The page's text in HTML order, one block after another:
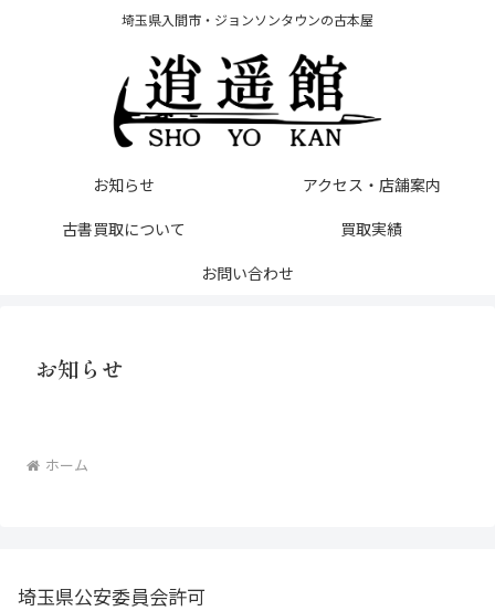
埼玉県入間市・ジョンソンタウンの古本屋
お知らせ
アクセス・店舗案内
古書買取について
買取実績
お問い合わせ
お知らせ
ホーム
埼玉県公安委員会許可